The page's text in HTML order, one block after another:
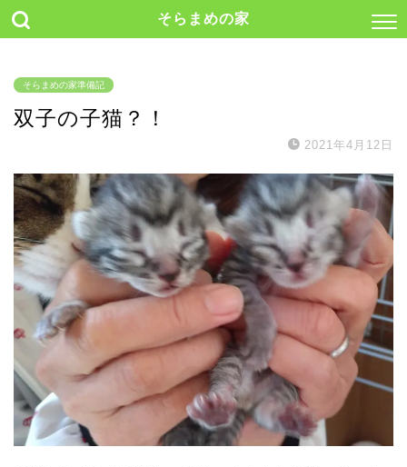
そらまめの家
そらまめの家準備記
双子の子猫？！
2021年4月12日